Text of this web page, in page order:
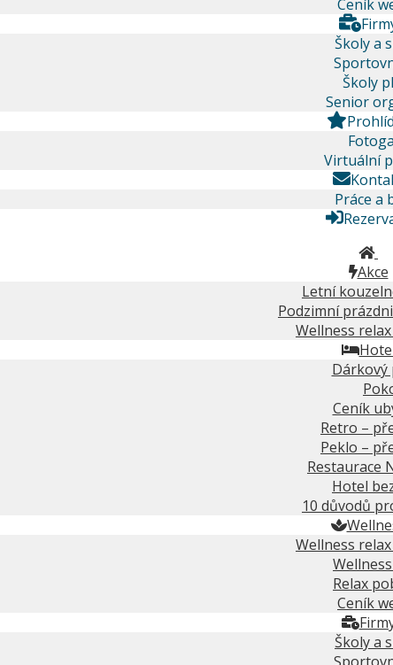
Ceník
Školy a
Školy
Senior
Virtuální
Práce a
Akce
Letní
Podzimní
Wellness
Dárkový
Ceník
Retro –
Peklo –
Restaurace
Hotel
10 důvodů
Wellness
Relax
Ceník
Školy a